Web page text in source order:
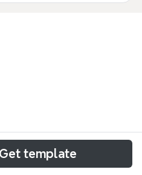
в ВК — это
Get template